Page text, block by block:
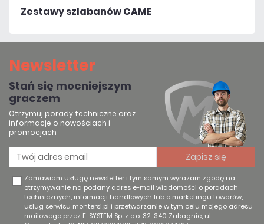
Zestawy szlabanów CAME
Newsletter
Stań się mocniejszym
graczem
Otrzymuj porady techniczne oraz
informacje o nowościach i
promocjach
Zamawiam usługę newsletter i tym samym wyrażam zgodę na
otrzymywanie na podany adres e-mail wiadomości o poradach
technicznych, informacji handlowych lub o marketingu towarów,
usług serwisu montersi.pl i przetwarzanie w tym celu mojego adresu
mailowego przez E-SYSTEM Sp. z o.o. 32-340 Zabagnie, ul.